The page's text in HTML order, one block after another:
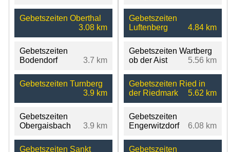
Gebetszeiten Oberthal
3.08 km
Gebetszeiten
Bodendorf
3.7 km
Gebetszeiten Turnberg
3.9 km
Gebetszeiten
Obergaisbach
3.9 km
Gebetszeiten Sankt
Gebetszeiten
Luftenberg
4.84 km
Gebetszeiten Wartberg
ob der Aist
5.56 km
Gebetszeiten Ried in
der Riedmark
5.62 km
Gebetszeiten
Engerwitzdorf
6.08 km
Gebetszeiten